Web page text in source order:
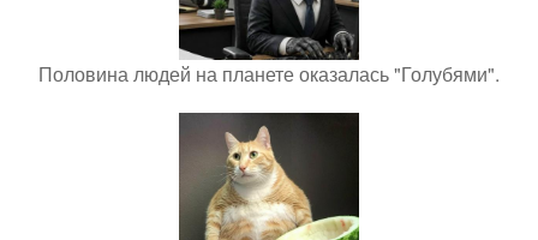
Половина людей на планете оказалась "Голубями".